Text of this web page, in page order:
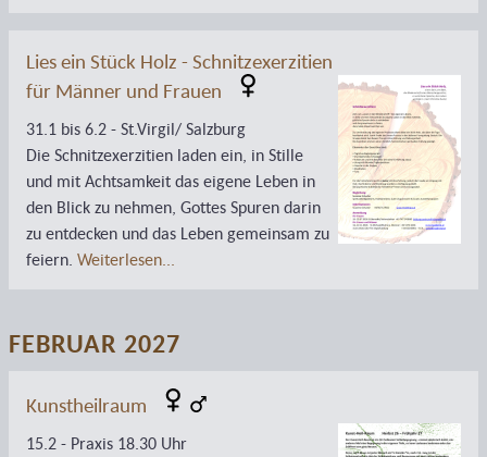
Lies ein Stück Holz - Schnitzexerzitien
für Männer und Frauen
31.1 bis 6.2 - St.Virgil/ Salzburg
Die Schnitzexerzitien laden ein, in Stille
und mit Achtsamkeit das eigene Leben in
den Blick zu nehmen, Gottes Spuren darin
zu entdecken und das Leben gemeinsam zu
feiern. Weiterlesen...
FEBRUAR 2027
Kunstheilraum
15.2 - Praxis 18.30 Uhr